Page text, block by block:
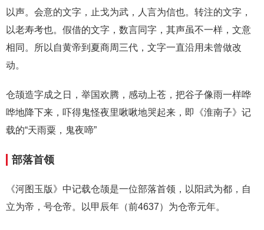
以声。会意的文字，止戈为武，人言为信也。转注的文字，
以老寿考也。假借的文字，数言同字，其声虽不一样，文意
相同。所以自黄帝到夏商周三代，文字一直沿用未曾做改
动。
仓颉造字成之日，举国欢腾，感动上苍，把谷子像雨一样哗
哗地降下来，吓得鬼怪夜里啾啾地哭起来，即《淮南子》记
载的“天雨粟，鬼夜啼”
部落首领
《河图玉版》中记载仓颉是一位部落首领，以阳武为都，自
立为帝，号仓帝。以甲辰年（前4637）为仓帝元年。